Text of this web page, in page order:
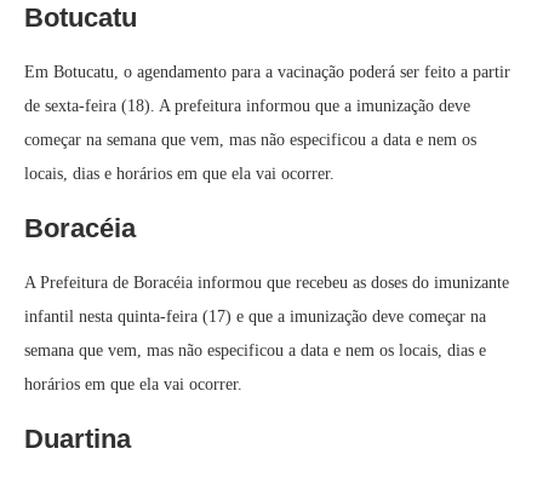
Botucatu
Em Botucatu, o agendamento para a vacinação poderá ser feito a partir
de sexta-feira (18). A prefeitura informou que a imunização deve
começar na semana que vem, mas não especificou a data e nem os
locais, dias e horários em que ela vai ocorrer.
Boracéia
A Prefeitura de Boracéia informou que recebeu as doses do imunizante
infantil nesta quinta-feira (17) e que a imunização deve começar na
semana que vem, mas não especificou a data e nem os locais, dias e
horários em que ela vai ocorrer.
Duartina